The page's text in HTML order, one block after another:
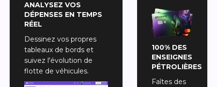
ANALYSEZ VOS
DÉPENSES EN TEMPS
RÉEL
Dessinez vos propres
tableaux de bords et
suivez l'évolution de
flotte de véhicules.
100% DES
ENSEIGNES
PÉTROLIÈRES
Faîtes des